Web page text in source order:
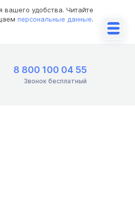
вашего удобства. Читайте
персональные данные.
8 800 100 04 55
Звонок бесплатный